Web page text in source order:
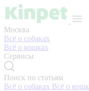
Москва
Всё о собаках
Всё о кошках
Сервисы
Поиск по статьям
Всё о собаках Всё о